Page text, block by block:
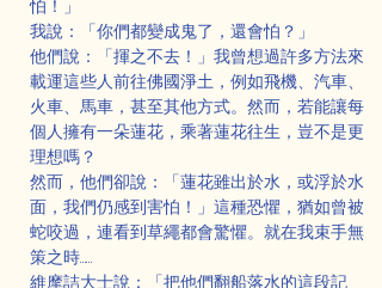
怕！」
我說：「你們都變成鬼了，還會怕？」
他們說：「揮之不去！」我曾想過許多方法來
載運這些人前往佛國淨土，例如飛機、汽車、
火車、馬車，甚至其他方式。然而，若能讓每
個人擁有一朵蓮花，乘著蓮花往生，豈不是更
理想嗎？
然而，他們卻說：「蓮花雖出於水，或浮於水
面，我們仍感到害怕！」這種恐懼，猶如曾被
蛇咬過，連看到草繩都會驚懼。就在我束手無
策之時……
維摩詰大士說：「把他們翻船落水的這段記